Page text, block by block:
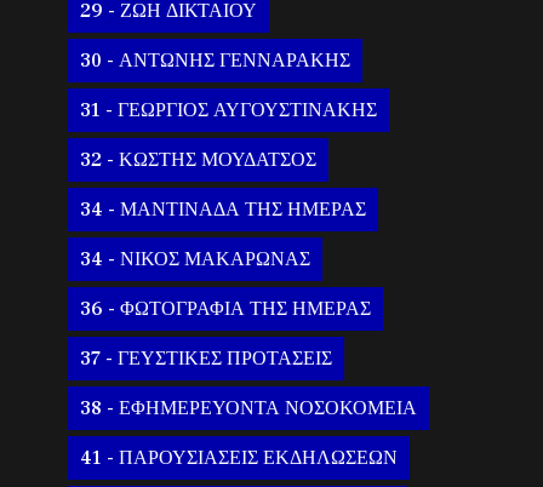
29 - ΖΩΗ ΔΙΚΤΑΙΟΥ
30 - ΑΝΤΩΝΗΣ ΓΕΝΝΑΡΑΚΗΣ
31 - ΓΕΩΡΓΙΟΣ ΑΥΓΟΥΣΤΙΝΑΚΗΣ
32 - ΚΩΣΤΗΣ ΜΟΥΔΑΤΣΟΣ
34 - ΜΑΝΤΙΝΑΔΑ ΤΗΣ ΗΜΕΡΑΣ
34 - ΝΙΚΟΣ ΜΑΚΑΡΩΝΑΣ
36 - ΦΩΤΟΓΡΑΦΙΑ ΤΗΣ ΗΜΕΡΑΣ
37 - ΓΕΥΣΤΙΚΕΣ ΠΡΟΤΑΣΕΙΣ
38 - ΕΦΗΜΕΡΕΥΟΝΤΑ ΝΟΣΟΚΟΜΕΙΑ
41 - ΠΑΡΟΥΣΙΑΣΕΙΣ ΕΚΔΗΛΩΣΕΩΝ